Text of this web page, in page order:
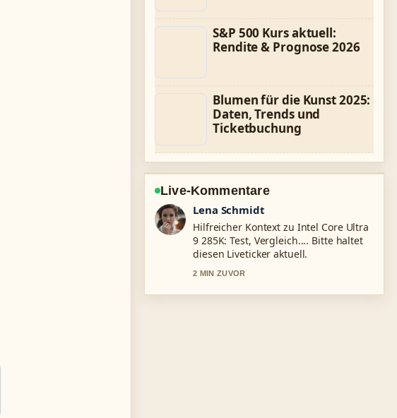
S&P 500 Kurs aktuell:
Rendite & Prognose 2026
Blumen für die Kunst 2025:
Daten, Trends und
Ticketbuchung
Live-Kommentare
Felix Meyer
Die Berichterstattung zu Unfall Rüti
ZH heute: Aktuelle Meldungen und...
wirkt solide und sehr gut
nachvollziehbar.